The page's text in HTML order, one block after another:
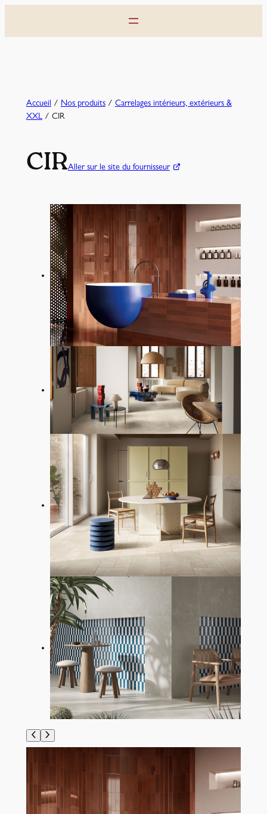
Accueil / Nos produits/ Carrelages intérieurs, extérieurs &
XXL/ CIR
CIRAller sur le site du fournisseur